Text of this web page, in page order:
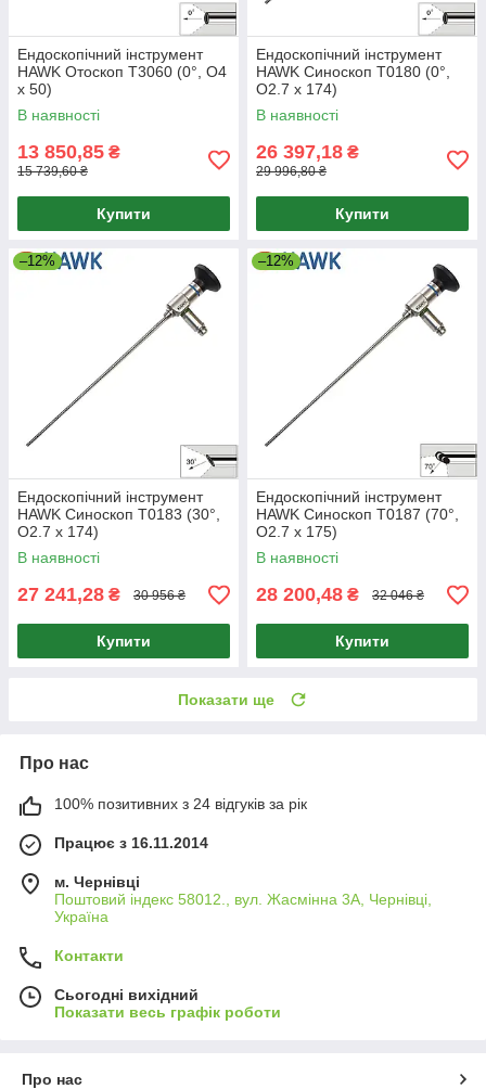
Ендоскопічний інструмент
HAWK Отоскоп T3060 (0°, O4
x 50)
В наявності
13 850,85 ₴
15 739,60 ₴
Купити
Ендоскопічний інструмент
HAWK Синоскоп T0180 (0°,
O2.7 x 174)
В наявності
26 397,18 ₴
29 996,80 ₴
Купити
–12%
Ендоскопічний інструмент
HAWK Синоскоп T0183 (30°,
O2.7 x 174)
В наявності
27 241,28 ₴ 30 956 ₴
Купити
–12%
Ендоскопічний інструмент
HAWK Синоскоп T0187 (70°,
O2.7 x 175)
В наявності
28 200,48 ₴ 32 046 ₴
Купити
Показати ще
Про нас
100% позитивних з 24 відгуків за рік
Працює з 16.11.2014
м. Чернівці
Поштовий індекс 58012., вул. Жасмінна 3А, Чернівці,
Україна
Контакти
Сьогодні вихідний
Показати весь графік роботи
Про нас